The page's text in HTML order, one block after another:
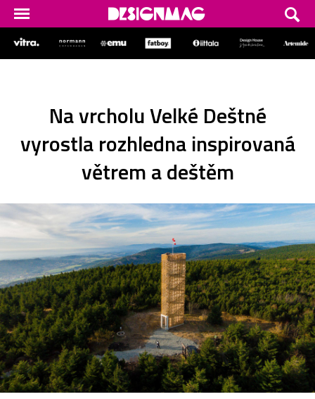
Na vrcholu Velké Deštné
vyrostla rozhledna inspirovaná
větrem a deštěm